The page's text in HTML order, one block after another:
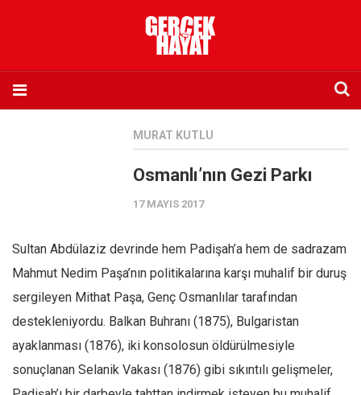
Eksik sayıların temini
Sosyal Medya
Twitter
Facebook
MURAT KUTLU
Osmanlı’nın Gezi Parkı
17 MAYIS 2017
Sultan Abdülaziz devrinde hem Padişah’a hem de sadrazam
Mahmut Nedim Paşa’nın politikalarına karşı muhalif bir duruş
sergileyen Mithat Paşa, Genç Osmanlılar tarafından
destekleniyordu. Balkan Buhranı (1875), Bulgaristan
ayaklanması (1876), iki konsolosun öldürülmesiyle
sonuçlanan Selanik Vakası (1876) gibi sıkıntılı gelişmeler,